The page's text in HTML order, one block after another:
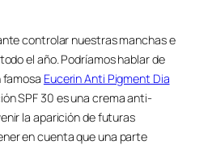
controlar nuestras manchas e
el año. Podríamos hablar de
famosa Eucerin Anti Pigment Dia
SPF 30 es una crema anti-
la aparición de futuras
en cuenta que una parte